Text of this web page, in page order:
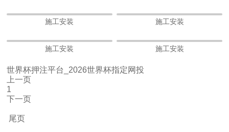
施工安装 施工安装
施工安装 施工安装
世界杯押注平台_2026世界杯指定网投
上一页
1
下一页
尾页